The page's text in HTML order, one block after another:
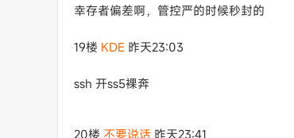
幸存者偏差啊，管控严的时候秒封的
19楼 KDE 昨天23:03
ssh 开ss5裸奔
20楼 不要说话 昨天23:41